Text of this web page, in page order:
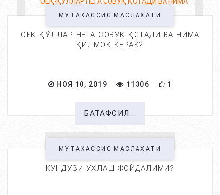
МУТАХАССИС МАСЛАХАТИ
ОЁҚ-ҚЎЛЛАР НЕГА СОВУҚ ҚОТАДИ ВА НИМА
ҚИЛМОҚ КЕРАК?
НОЯ 10, 2019 11306 1
БАТАФСИЛ...
МУТАХАССИС МАСЛАХАТИ
КУНДУЗИ УХЛАШ ФОЙДАЛИМИ?